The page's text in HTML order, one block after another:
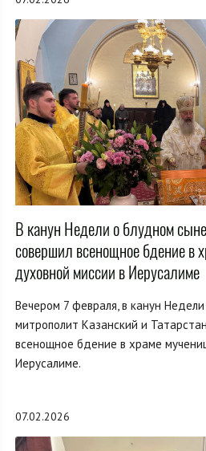
В канун Недели о блудном
совершил всенощное бдение в
духовной миссии в Иерусалиме
Вечером 7 февраля, в канун
митрополит Казанский и
всенощное бдение в храме
Иерусалиме.
07.02.2026